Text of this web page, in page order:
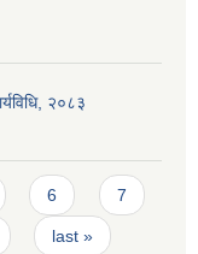
२०८३
6 7
last »